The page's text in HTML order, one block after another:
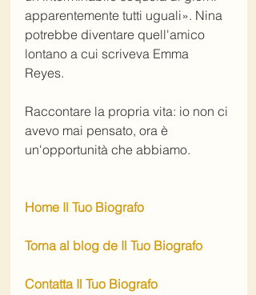
apparentemente tutti uguali». Nina
potrebbe diventare quell'amico
lontano a cui scriveva Emma
Reyes.
Raccontare la propria vita: io non ci
avevo mai pensato, ora è
un'opportunità che abbiamo.
Home Il Tuo Biografo
Torna al blog de Il Tuo Biografo
Contatta Il Tuo Biografo